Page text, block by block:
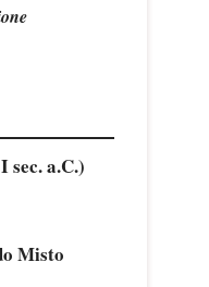
sec. a.C.)
Misto